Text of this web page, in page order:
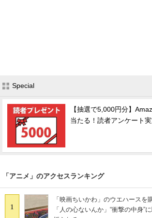
Special
【抽選で5,000円分】
当たる！読者アンケート
「アニメ」のアクセスランキング
1
「映画ちいかわ」のウエハース
「人の心ないんか」“衝撃の中身”